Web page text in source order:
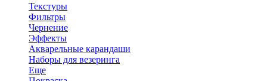
Текстуры
Фильтры
Чернение
Эффекты
Акварельные карандаши
Наборы для везеринга
Еще